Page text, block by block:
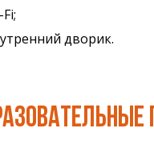
дворик.